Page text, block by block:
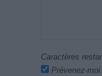
Caractères
Prévenez-